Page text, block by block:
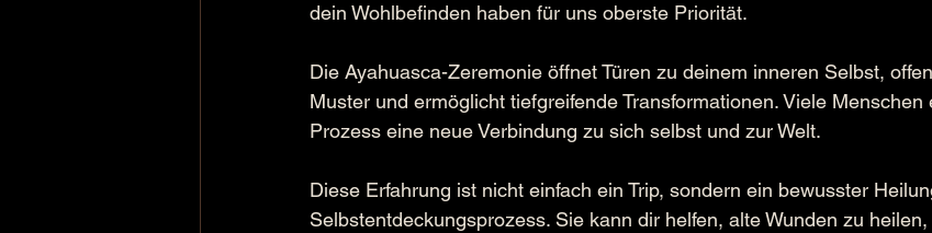
dein Wohlbefinden haben für uns oberste Priorität.
Die Ayahuasca-Zeremonie öffnet Türen zu deinem inneren Selbst,
Muster und ermöglicht tiefgreifende Transformationen. Viele
Prozess eine neue Verbindung zu sich selbst und zur Welt.
Diese Erfahrung ist nicht einfach ein Trip, sondern ein bewusster
Selbstentdeckungsprozess. Sie kann dir helfen, alte Wunden zu